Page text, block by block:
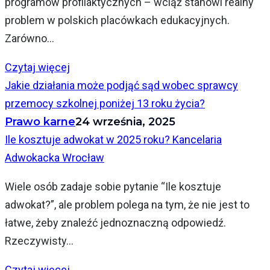
problem w polskich placówkach edukacyjnych.
Zarówno...
Czytaj więcej
Jakie działania może podjąć sąd wobec sprawcy
przemocy szkolnej poniżej 13 roku życia?
Prawo karne24 września, 2025
Ile kosztuje adwokat w 2025 roku? Kancelaria
Adwokacka Wrocław
Wiele osób zadaje sobie pytanie “Ile kosztuje
adwokat?”, ale problem polega na tym, że nie jest to
łatwe, żeby znaleźć jednoznaczną odpowiedź.
Rzeczywisty...